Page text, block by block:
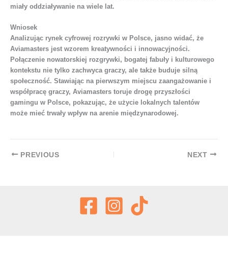
miały oddziaływanie na wiele lat.
Wniosek
Analizując rynek cyfrowej rozrywki w Polsce, jasno widać, że
Aviamasters jest wzorem kreatywności i innowacyjności.
Połączenie nowatorskiej rozgrywki, bogatej fabuły i kulturowego
kontekstu nie tylko zachwyca graczy, ale także buduje silną
społeczność. Stawiając na pierwszym miejscu zaangażowanie i
współpracę graczy, Aviamasters toruje drogę przyszłości
gamingu w Polsce, pokazując, że użycie lokalnych talentów
może mieć trwały wpływ na arenie międzynarodowej.
PREVIOUS NEXT